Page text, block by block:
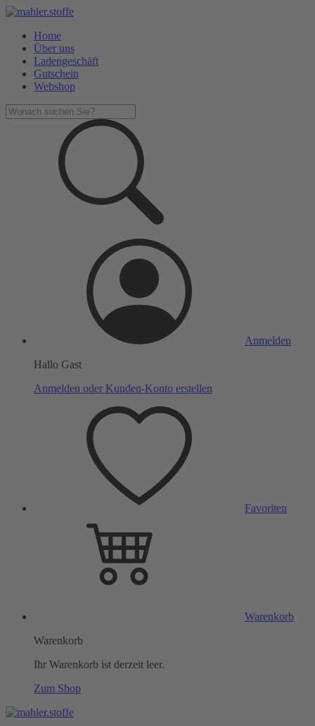
Home
Über uns
Ladengeschäft
Gutschein
Webshop
Anmelden
Hallo Gast
Anmelden oder Kunden-Konto erstellen
Favoriten
Warenkorb
Warenkorb
Ihr Warenkorb ist derzeit leer.
Zum Shop